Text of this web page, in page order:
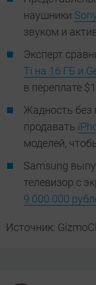
наушники
звуком и
Эксперт
Ti на 16 ГБ и
в переплате
Жадность без
продавать
моделей,
Samsung
телевизор с
9 000 000
Источник: